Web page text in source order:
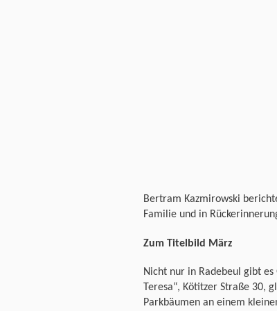
Bertram Kazmirowski
Familie und in
Zum Titelbild März
Nicht nur in Radebeul gibt
Teresa“, Kötitzer Straße 30,
Parkbäumen an einem